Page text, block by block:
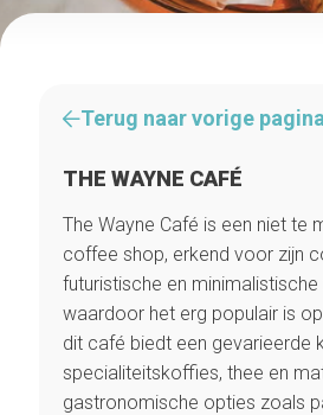
Terug naar vorige pagina
THE WAYNE CAFÉ
The Wayne Café is een niet te
coffee shop, erkend voor zijn
futuristische en minimalistische
waardoor het erg populair is
dit café biedt een gevarieerde
specialiteitskoffies, thee en
gastronomische opties zoals